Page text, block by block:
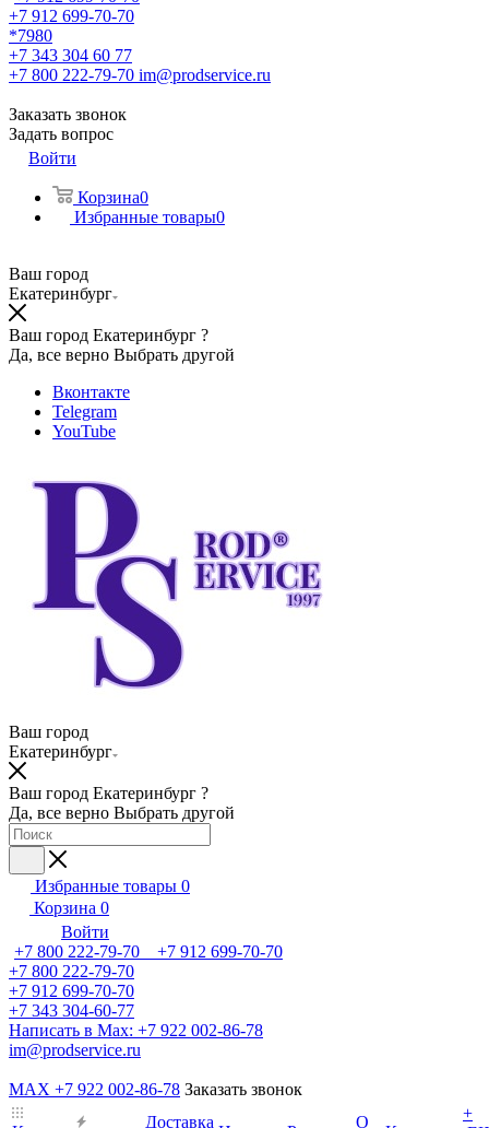
+7 912 699-70-70
*7980
+7 343 304 60 77
+7 800 222-79-70 im@prodservice.ru
Заказать звонок
Задать вопрос
Войти
Корзина0
Избранные товары0
Ваш город
Екатеринбург
Ваш город Екатеринбург ?
Да, все верно Выбрать другой
Вконтакте
Telegram
YouTube
Ваш город
Екатеринбург
Ваш город Екатеринбург ?
Да, все верно Выбрать другой
Избранные товары 0
Корзина 0
Войти
+7 800 222-79-70 +7 912 699-70-70
+7 800 222-79-70
+7 912 699-70-70
+7 343 304-60-77
Написать в Max: +7 922 002-86-78
im@prodservice.ru
MAX +7 922 002-86-78 Заказать звонок
Доставка
О
+